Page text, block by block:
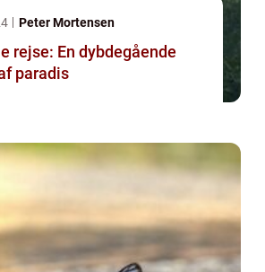
Peter Mortensen
rejse: En dybdegående
paradis